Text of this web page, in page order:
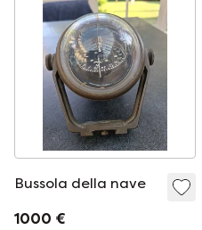
Bussola della nave
1000 €